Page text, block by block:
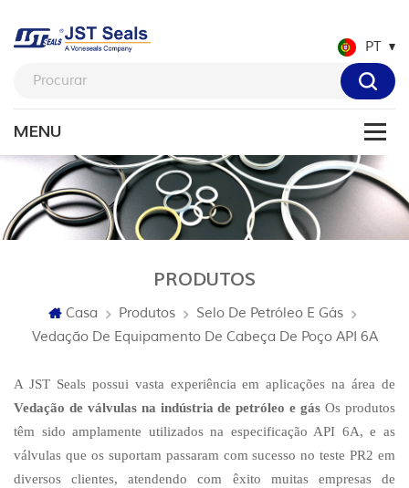
PT
PRODUTOS
Casa Produtos
Selo De Petróleo E Gás
Vedação De Equipamento De Cabeça De Poço API 6A
A JST Seals possui vasta experiência em aplicações na área de
Vedação de válvulas na indústria de petróleo e gásOs produtos
têm sido amplamente utilizados na especificação API 6A, e as
válvulas que os suportam passaram com sucesso no teste PR2 em
diversos clientes, atendendo com êxito muitas empresas de